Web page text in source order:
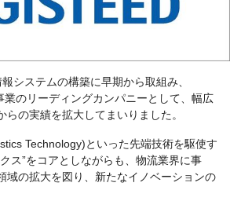
システムの構築に早期から取組み、
のリーディングカンパニーとして、幅広
らの実績を拡大してまいりました。
Technology)といった先端技術を駆使す
ス”をコアとしながらも、物流業界に事
域の拡大を図り、新たなイノベーションの